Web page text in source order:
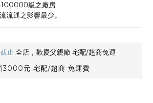
100000級之廠房
流通之影響最少。
截止 全店，歡慶父親節 宅配/超商免運
3000元 宅配/超商 免運費